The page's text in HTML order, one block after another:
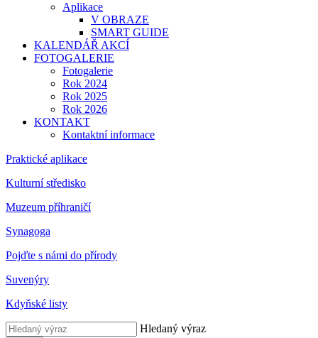
Aplikace
V OBRAZE
SMART GUIDE
KALENDÁŘ AKCÍ
FOTOGALERIE
Fotogalerie
Rok 2024
Rok 2025
Rok 2026
KONTAKT
Kontaktní informace
Praktické aplikace
Kulturní středisko
Muzeum příhraničí
Synagoga
Pojďte s námi do přírody
Suvenýry
Kdyňské listy
Hledaný výraz